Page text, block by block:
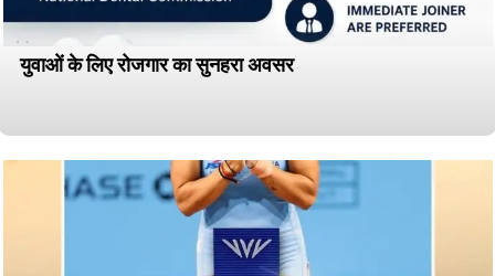
युवाओं के लिए रोजगार का सुनहरा अवसर